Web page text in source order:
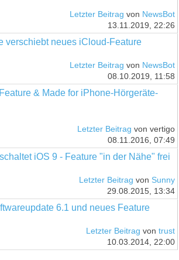
Letzter Beitrag von NewsBot
13.11.2019, 22:26
verschiebt neues iCloud-Feature
Letzter Beitrag von NewsBot
08.10.2019, 11:58
& Made for iPhone-Hörgeräte-
Letzter Beitrag von vertigo
08.11.2016, 07:49
iOS 9 - Feature "in der Nähe" frei
Letzter Beitrag von Sunny
29.08.2015, 13:34
6.1 und neues Feature
Letzter Beitrag von trust
10.03.2014, 22:00